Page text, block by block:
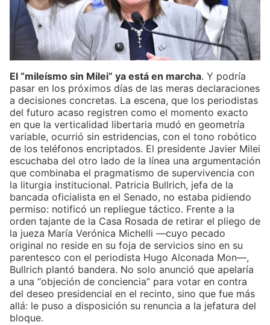
El “mileísmo sin Milei” ya está en marcha. Y podría
pasar en los próximos días de las meras declaraciones
a decisiones concretas. La escena, que los periodistas
del futuro acaso registren como el momento exacto
en que la verticalidad libertaria mudó en geometría
variable, ocurrió sin estridencias, con el tono robótico
de los teléfonos encriptados. El presidente Javier Milei
escuchaba del otro lado de la línea una argumentación
que combinaba el pragmatismo de supervivencia con
la liturgia institucional. Patricia Bullrich, jefa de la
bancada oficialista en el Senado, no estaba pidiendo
permiso: notificó un repliegue táctico. Frente a la
orden tajante de la Casa Rosada de retirar el pliego de
la jueza María Verónica Michelli —cuyo pecado
original no reside en su foja de servicios sino en su
parentesco con el periodista Hugo Alconada Mon—,
Bullrich plantó bandera. No solo anunció que apelaría
a una “objeción de conciencia” para votar en contra
del deseo presidencial en el recinto, sino que fue más
allá: le puso a disposición su renuncia a la jefatura del
bloque.